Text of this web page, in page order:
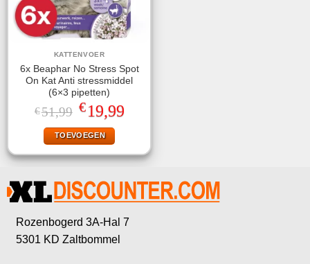
KATTENVOER
6x Beaphar No Stress Spot
On Kat Anti stressmiddel
(6×3 pipetten)
€51,99 Oorspronkelijke
prijs
was:
€51,99.
€19,99Huidige
prijs
TOEVOEGEN
Rozenbogerd 3A-Hal 7
5301 KD Zaltbommel